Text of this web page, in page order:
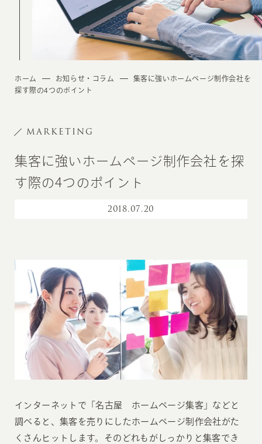
ホーム お知らせ・コラム
集客に強いホームページ制作会社を
探す際の4つのポイント
MARKETING
集客に強いホームページ制作会社を探
す際の4つのポイント
2018.07.20
インターネットで「名古屋 ホームページ集客」などと
調べると、集客を売りにしたホームページ制作会社がた
くさんヒットします。そのどれもがしっかりと集客でき